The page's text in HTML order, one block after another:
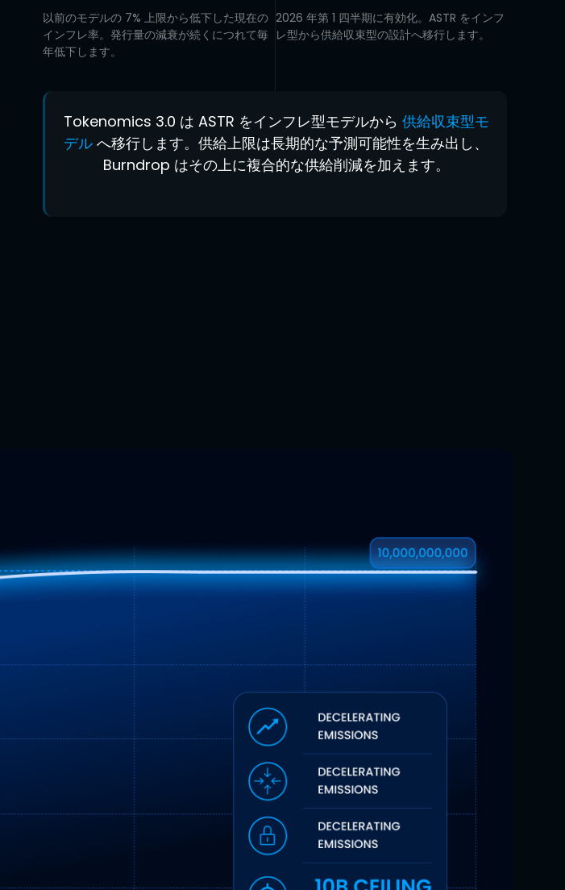
以前のモデルの 7% 上限から低下した現在の
インフレ率。発行量の減衰が続くにつれて毎
年低下します。
2026 年第 1 四半期に有効化。ASTR をインフ
レ型から供給収束型の設計へ移行します。
Tokenomics 3.0 は ASTR をインフレ型モデルから 供給収束型モ
デル へ移行します。供給上限は長期的な予測可能性を生み出し、
Burndrop はその上に複合的な供給削減を加えます。